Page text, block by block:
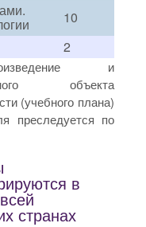
10
2
и
объекта
(учебного плана)
преследуется по
в
странах